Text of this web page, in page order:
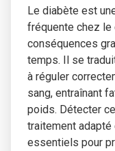
Le diabète est
fréquente chez le
conséquences
temps. Il se
à réguler
sang, entraînant
poids. Détecter
traitement
essentiels pour